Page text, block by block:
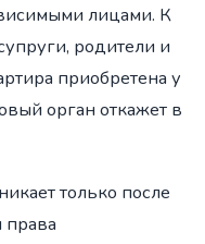
лицами. К
родители и
приобретена у
орган откажет в
только после
права